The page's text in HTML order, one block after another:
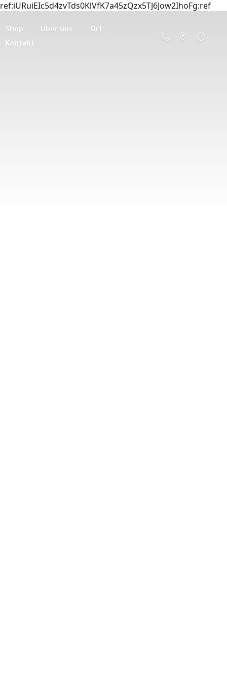
ref:iURuiEIc5d4zvTds0KlVfK7a45zQzx5TJ6Jow2IhoFg:ref
Shop Über uns
Ort
Kontakt